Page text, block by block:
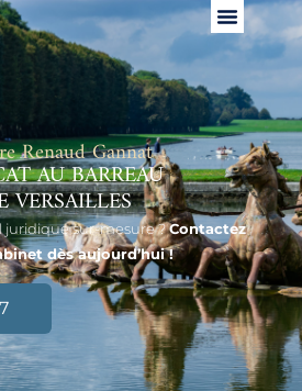
Renaud Gannat
AU BARREAU
VERSAILLES
juridique sur-mesure ?Contactez
dès aujourd’hui !